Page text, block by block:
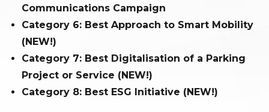
Communications Campaign
Category 6: Best Approach to Smart Mobility
(NEW!)
Category 7: Best Digitalisation of a Parking
Project or Service (NEW!)
Category 8: Best ESG Initiative (NEW!)